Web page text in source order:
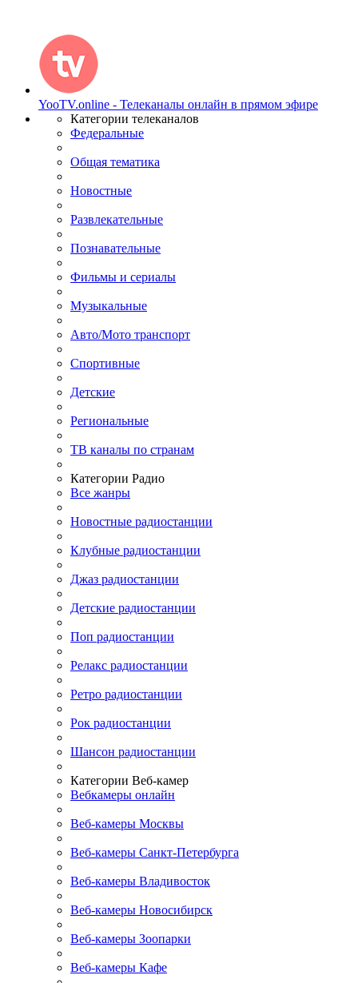
YooTV.online - Телеканалы онлайн в прямом эфире
Категории телеканалов
Федеральные
Общая тематика
Новостные
Развлекательные
Познавательные
Фильмы и сериалы
Музыкальные
Авто/Мото транспорт
Спортивные
Детские
Региональные
ТВ каналы по странам
Категории Радио
Все жанры
Новостные радиостанции
Клубные радиостанции
Джаз радиостанции
Детские радиостанции
Поп радиостанции
Релакс радиостанции
Ретро радиостанции
Рок радиостанции
Шансон радиостанции
Категории Веб-камер
Вебкамеры онлайн
Веб-камеры Москвы
Веб-камеры Санкт-Петербурга
Веб-камеры Владивосток
Веб-камеры Новосибирск
Веб-камеры Зоопарки
Веб-камеры Кафе